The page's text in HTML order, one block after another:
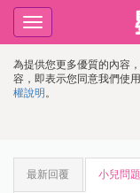
為提供您更多優質的內容
容，即表示您同意我們使
權說明 。
Toggle
navigation
最新回覆 小兒問題